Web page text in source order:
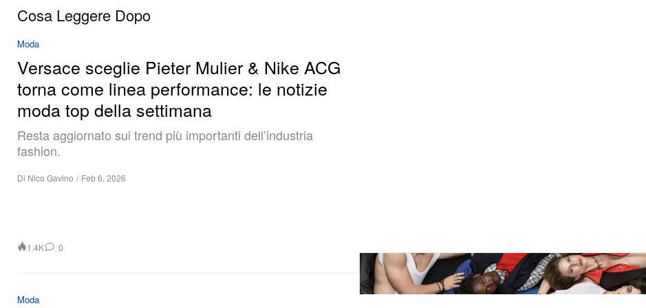
Cosa Leggere Dopo
Moda
Versace sceglie Pieter Mulier & Nike ACG
torna come linea performance: le notizie
moda top della settimana
Resta aggiornato sui trend più importanti dell’industria
fashion.
Di Nico Gavino / Feb 6, 2026
1.4K 0
Moda